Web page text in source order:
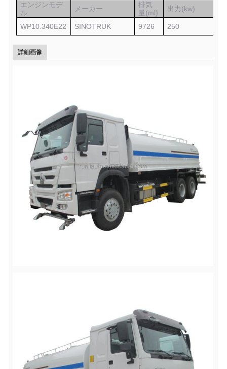
エンジンモデ
ル
メーカー
排気
量(ml)
出力(kw)
WP10.340E22 SINOTRUK 9726 250
詳細画像